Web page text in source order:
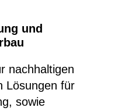
und
nachhaltigen
Lösungen für
sowie